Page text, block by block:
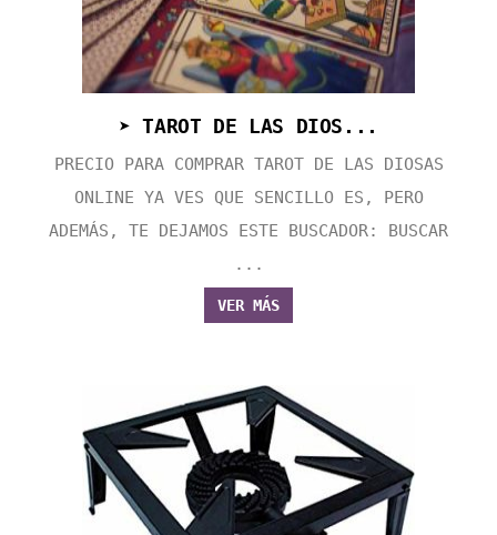
➤ TAROT DE LAS DIOS...
PRECIO PARA COMPRAR TAROT DE LAS DIOSAS
ONLINE YA VES QUE SENCILLO ES, PERO
ADEMÁS, TE DEJAMOS ESTE BUSCADOR: BUSCAR
...
VER MÁS